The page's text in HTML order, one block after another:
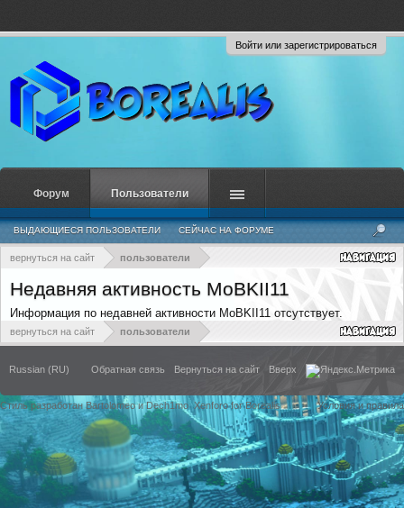
Войти или зарегистрироваться
вернуться на сайт пользователи
Недавняя активность MoBKII11
Информация по недавней активности MoBKII11 отсутствует.
вернуться на сайт пользователи
Форум Пользователи
ВЫДАЮЩИЕСЯ ПОЛЬЗОВАТЕЛИ СЕЙЧАС НА ФОРУМЕ
НЕДАВНЯЯ АКТИВНОСТЬ НОВЫЕ СООБЩЕНИЯ ПРОФИЛЯ
Russian (RU) Обратная связь Вернуться на сайт Вверх
Стиль разработан Bartolomeo и Dech1moXenforo for Borealis Условия и правила